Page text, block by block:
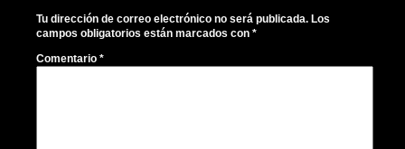
Tu dirección de correo electrónico no será publicada. Los
campos obligatorios están marcados con *
Comentario *